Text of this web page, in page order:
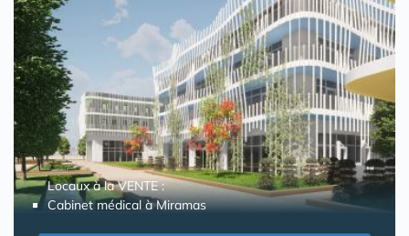
Locaux à la VENTE :
Cabinet médical à Miramas